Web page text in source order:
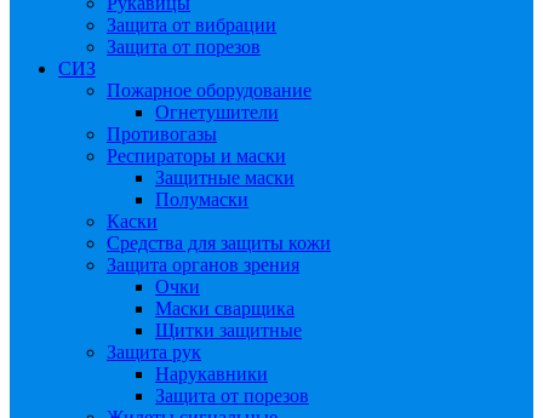
Защита от вибрации
Защита от порезов
СИЗ
Пожарное оборудование
Огнетушители
Противогазы
Респираторы и маски
Защитные маски
Полумаски
Каски
Средства для защиты кожи
Защита органов зрения
Очки
Маски сварщика
Щитки защитные
Защита рук
Нарукавники
Защита от порезов